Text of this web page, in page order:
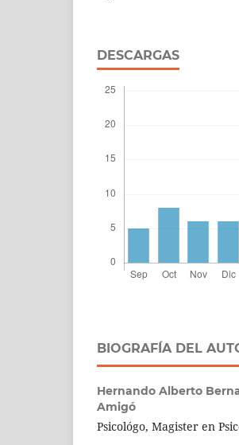
DESCARGAS
BIOGRAFÍA DEL
Hernando Alberto
Amigó
Psicológo, Magister en